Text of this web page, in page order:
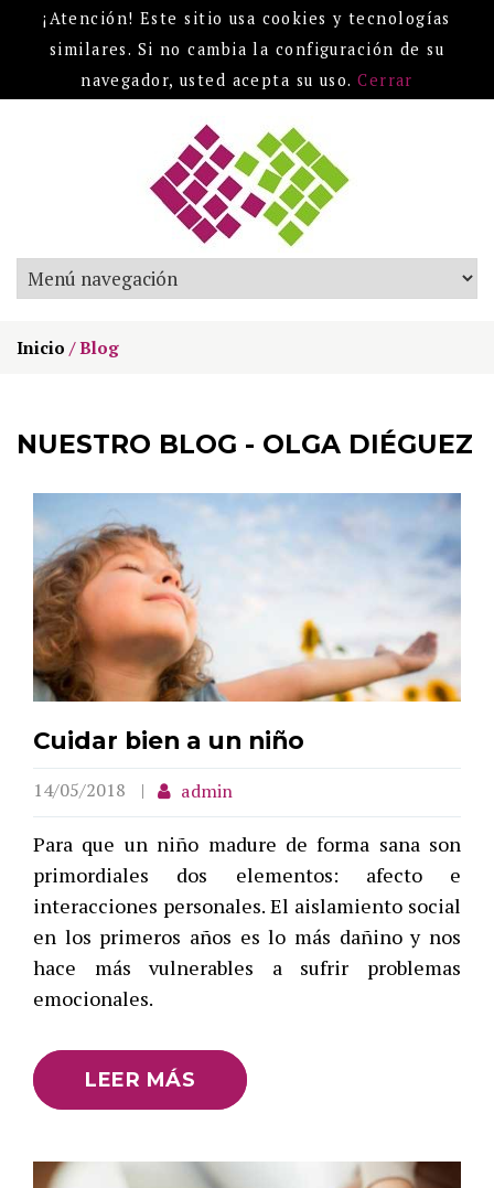
¡Atención! Este sitio usa cookies y tecnologías
similares. Si no cambia la configuración de su
navegador, usted acepta su uso.Cerrar
Inicio /Blog
NUESTRO BLOG - OLGA DIÉGUEZ
Cuidar bien a un niño
14/05/2018 admin
Para que un niño madure de forma sana son
primordiales dos elementos: afecto e
interacciones personales. El aislamiento social
en los primeros años es lo más dañino y nos
hace más vulnerables a sufrir problemas
emocionales.
LEER MÁS